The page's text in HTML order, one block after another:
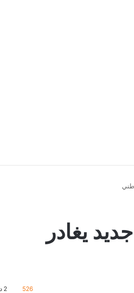
يغادر
526 2 دقائق